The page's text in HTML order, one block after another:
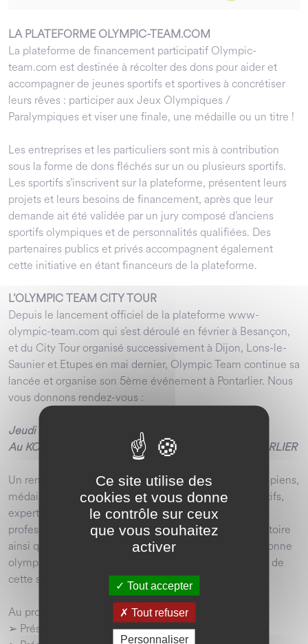
LA PLATEFORME OLYMPIC-TEAM.COM
La plateforme de financement participatif Olympic-
team.com est destinée à récolter des dons pour aider et
accompagner de jeunes sportifs et sportives à concrétiser
leurs rêves : participer aux Jeux Olympiques /
Paralympiques et viser une finale, une médaille ou un titre !
Les entreprises et les particuliers sont mis à contribution
sous la forme de dons fléchés sur un ou plusieurs sportifs.
Les sportifs s’inscrivent sur la plateforme, présentent leurs
projets et leurs besoins de financement, après que leur
demande ait été validée par un jury composé d’anciens
sportifs olympiques et de personnalités qualifiées. Des
partenaires publics et privés accompagnent également
cette initiative en étant financeurs de la plateforme.
L’OLYMPIC TEAM CITY TOUR
Depuis le lancement officiel de la plateforme www-
olympic-team.com qui s’est déroulé en février à Besançon,
et du City Tour organisé successivement à Dijon, Lons-le-
Saunier et Etupes en mai dernier, Olympic Team continue sa
lancée et organise son 5ème événement à Pontarlier. Nous
vous donnons rendez-vous :
Jeudi 22 juin 2023 à 18H30
Au KOMPLEX - Rue Hélène Boucher - 25300 PONTARLIER
Un rendez-vous à ne pas manquer en présence d’olympiens,
médaillés, ambassadeurs, champions, présidents sportifs,
experts, partenaires, dirigeants d'organisations
professionnelles, entreprises, élus des villes et du territoire
ainsi que des invités privilégiés. Julie Bresset, championne
olympique de VTT nous fera l'honneur d'être marraine de
cette soirée !
Au programme,
➢ Présentation des initiatives Olympic Team
Ce site utilise des
cookies et vous donne
le contrôle sur ceux
que vous souhaitez
activer
Tout accepter
Tout refuser
Personnaliser